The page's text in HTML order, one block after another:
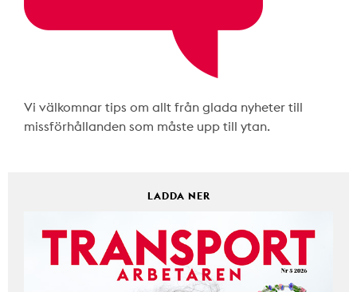
Vi välkomnar tips om allt från glada nyheter till
missförhållanden som måste upp till ytan.
LADDA NER